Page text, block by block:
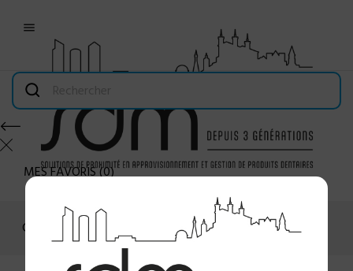

MES FAVORIS(0)
Connexion